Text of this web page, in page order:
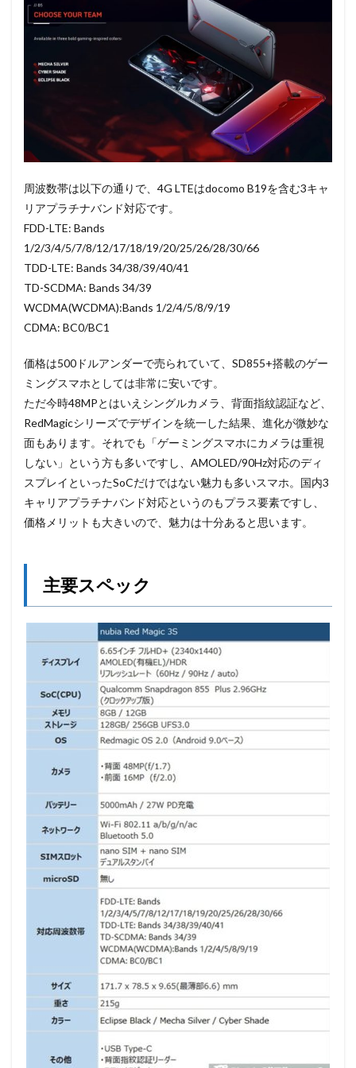
周波数帯は以下の通りで、4G LTEはdocomo B19を含む3キャ
リアプラチナバンド対応です。
FDD-LTE: Bands
1/2/3/4/5/7/8/12/17/18/19/20/25/26/28/30/66
TDD-LTE: Bands 34/38/39/40/41
TD-SCDMA: Bands 34/39
WCDMA(WCDMA):Bands 1/2/4/5/8/9/19
CDMA: BC0/BC1
価格は500ドルアンダーで売られていて、SD855+搭載のゲー
ミングスマホとしては非常に安いです。
ただ今時48MPとはいえシングルカメラ、背面指紋認証など、
RedMagicシリーズでデザインを統一した結果、進化が微妙な
面もあります。それでも「ゲーミングスマホにカメラは重視
しない」という方も多いですし、AMOLED/90Hz対応のディ
スプレイといったSoCだけではない魅力も多いスマホ。国内3
キャリアプラチナバンド対応というのもプラス要素ですし、
価格メリットも大きいので、魅力は十分あると思います。
主要スペック